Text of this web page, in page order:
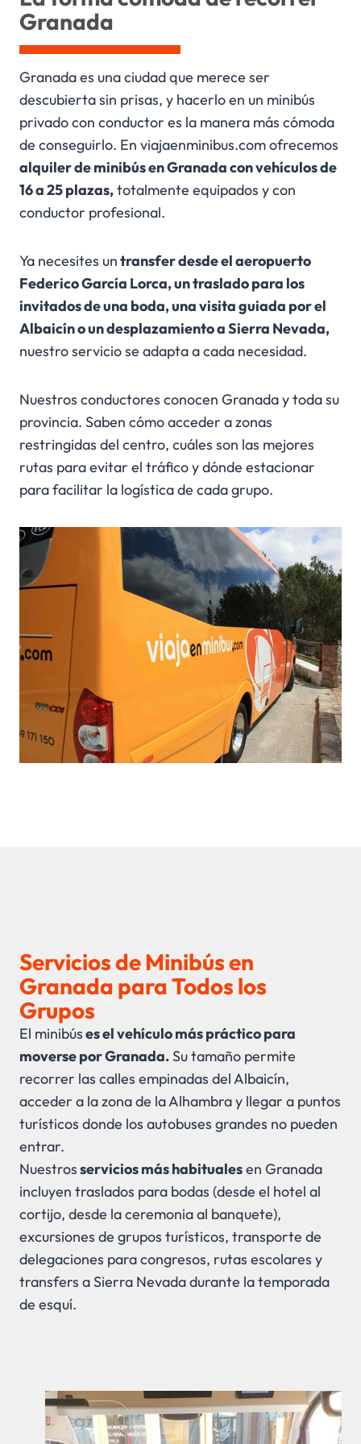
Granada
Granada es una ciudad que merece ser
descubierta sin prisas, y hacerlo en un minibús
privado con conductor es la manera más cómoda
de conseguirlo. En viajaenminibus.com ofrecemos
alquiler de minibús en Granada con vehículos de
16 a 25 plazas,totalmente equipados y con
conductor profesional.
Ya necesites untransfer desde el aeropuerto
Federico García Lorca, un traslado para los
invitados de una boda, una visita guiada por el
Albaicín o un desplazamiento a Sierra Nevada,
nuestro servicio se adapta a cada necesidad.
Nuestros conductores conocen Granada y toda su
provincia. Saben cómo acceder a zonas
restringidas del centro, cuáles son las mejores
rutas para evitar el tráfico y dónde estacionar
para facilitar la logística de cada grupo.
Servicios de Minibús en
Granada para Todos los
Grupos
El minibúses el vehículo más práctico para
moverse por Granada.Su tamaño permite
recorrer las calles empinadas del Albaicín,
acceder a la zona de la Alhambra y llegar a puntos
turísticos donde los autobuses grandes no pueden
entrar.
Nuestrosservicios más habitualesen Granada
incluyen traslados para bodas (desde el hotel al
cortijo, desde la ceremonia al banquete),
excursiones de grupos turísticos, transporte de
delegaciones para congresos, rutas escolares y
transfers a Sierra Nevada durante la temporada
de esquí.